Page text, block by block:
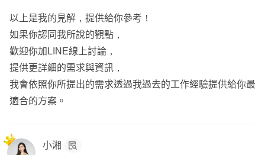
以上是我的見解，提供給你參考！
如果你認同我所說的觀點，
歡迎你加LINE線上討論，
提供更詳細的需求與資訊，
我會依照你所提出的需求透過我過去的工作經驗提供給你最
適合的方案。
小湘